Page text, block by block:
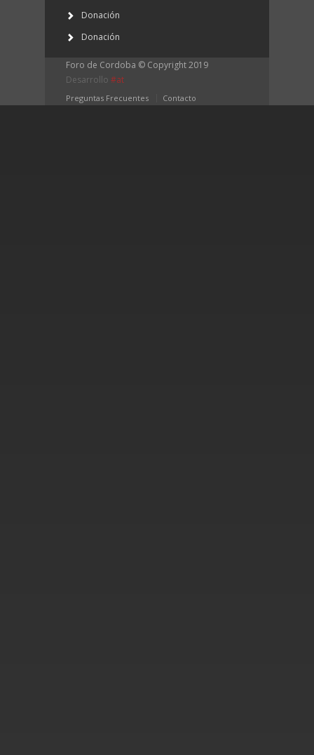
Donación
Donación
Foro de Cordoba © Copyright 2019
Desarrollo #at
Preguntas Frecuentes Contacto